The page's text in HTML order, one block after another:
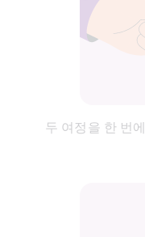
두 여정을 한 번